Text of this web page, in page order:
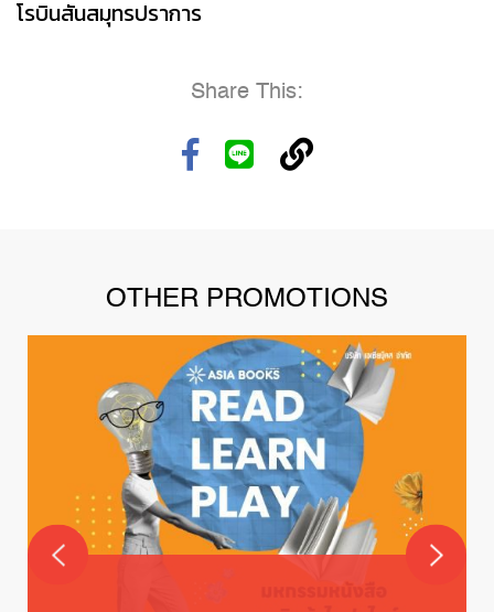
โรบินสันสมุทรปราการ
Share This:
OTHER PROMOTIONS